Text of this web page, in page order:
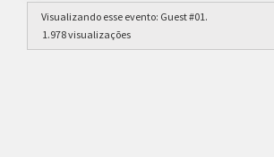
Visualizando esse evento: Guest #01.
1.978 visualizações